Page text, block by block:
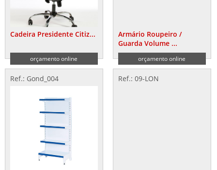
Cadeira Presidente Citiz...
orçamento online
Armário Roupeiro /
Guarda Volume ...
orçamento online
Ref.: Gond_004 Ref.: 09-LON